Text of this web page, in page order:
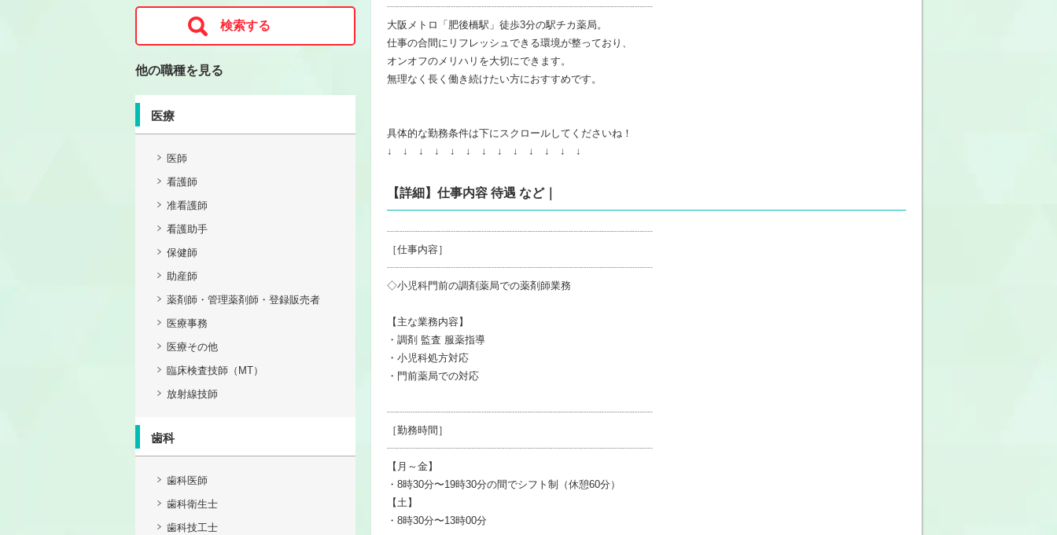
他の職種を見る
医療
医師
看護師
准看護師
看護助手
保健師
助産師
薬剤師・管理薬剤師・登録販売者
医療事務
医療その他
臨床検査技師（MT）
放射線技師
歯科
歯科医師
歯科衛生士
歯科技工士
┈┈┈┈┈┈┈┈┈┈┈┈┈┈┈┈┈┈┈┈┈┈┈┈┈┈
大阪メトロ「肥後橋駅」徒歩3分の駅チカ薬局。
仕事の合間にリフレッシュできる環境が整っており、
オンオフのメリハリを大切にできます。
無理なく長く働き続けたい方におすすめです。
具体的な勤務条件は下にスクロールしてくださいね！
↓ ↓ ↓ ↓ ↓ ↓ ↓ ↓ ↓ ↓ ↓ ↓ ↓
【詳細】仕事内容 待遇 など｜
┈┈┈┈┈┈┈┈┈┈┈┈┈┈┈┈┈┈┈┈┈┈┈┈┈┈
［仕事内容］
┈┈┈┈┈┈┈┈┈┈┈┈┈┈┈┈┈┈┈┈┈┈┈┈┈┈
◇小児科門前の調剤薬局での薬剤師業務
【主な業務内容】
・調剤 監査 服薬指導
・小児科処方対応
・門前薬局での対応
┈┈┈┈┈┈┈┈┈┈┈┈┈┈┈┈┈┈┈┈┈┈┈┈┈┈
［勤務時間］
┈┈┈┈┈┈┈┈┈┈┈┈┈┈┈┈┈┈┈┈┈┈┈┈┈┈
【月～金】
・8時30分〜19時30分の間でシフト制（休憩60分）
【土】
・8時30分〜13時00分